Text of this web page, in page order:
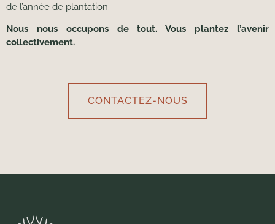
de l’année de plantation.
Nous nous occupons de tout. Vous plantez l’avenir
collectivement.
CONTACTEZ-NOUS